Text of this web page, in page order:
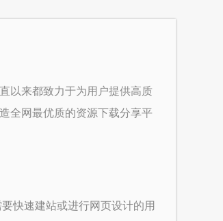
以来都致力于为用户提供高质
全网最优质的资源下载分享平
快速建站或进行网页设计的用